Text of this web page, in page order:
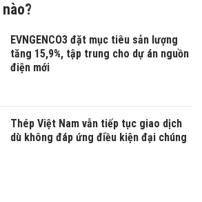
EVNGENCO3 đặt mục tiêu sản lượng
tăng 15,9%, tập trung cho dự án nguồn
điện mới
Thép Việt Nam vẫn tiếp tục giao dịch
dù không đáp ứng điều kiện đại chúng